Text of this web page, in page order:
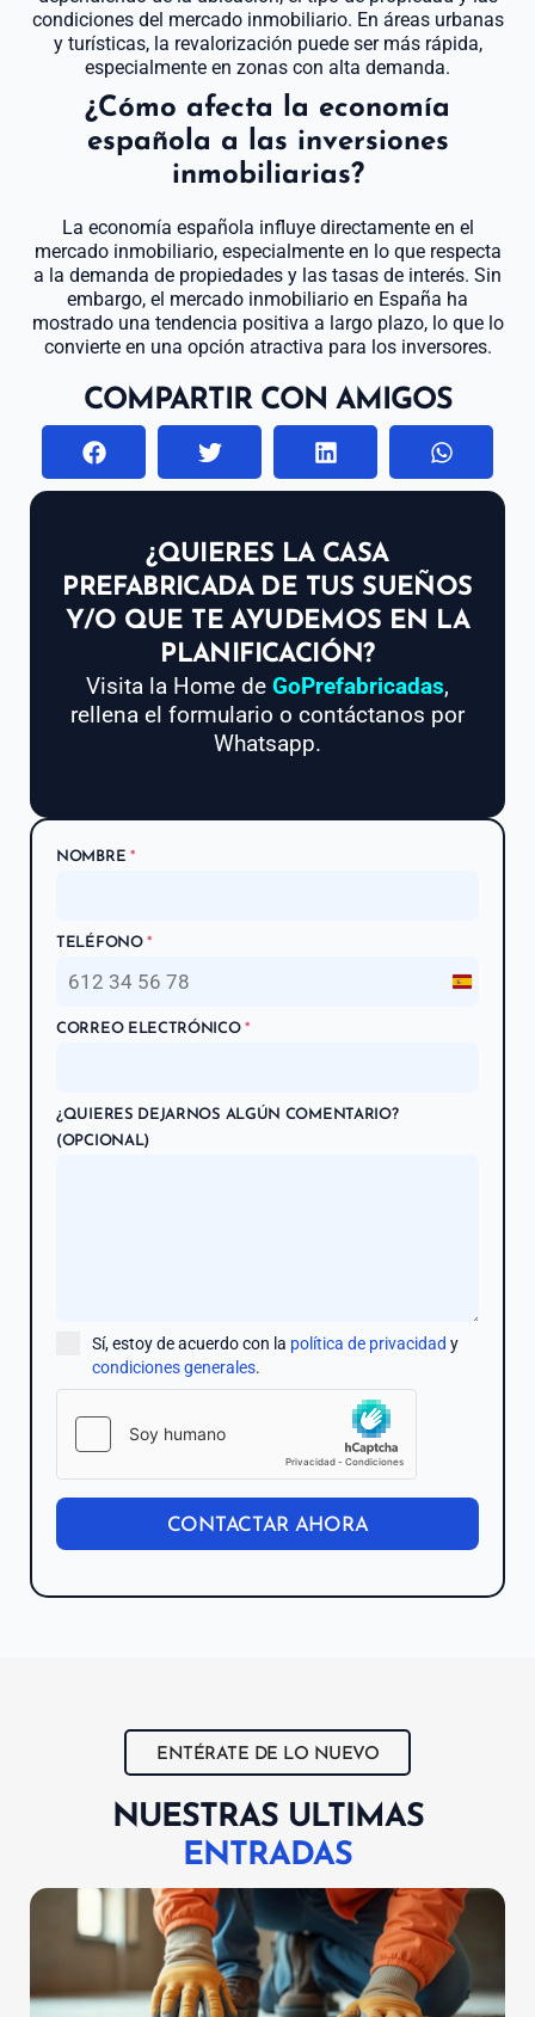
condiciones del mercado inmobiliario. En áreas urbanas
y turísticas, la revalorización puede ser más rápida,
especialmente en zonas con alta demanda.
¿Cómo afecta la economía
española a las inversiones
inmobiliarias?
La economía española influye directamente en el
mercado inmobiliario, especialmente en lo que respecta
a la demanda de propiedades y las tasas de interés. Sin
embargo, el mercado inmobiliario en España ha
mostrado una tendencia positiva a largo plazo, lo que lo
convierte en una opción atractiva para los inversores.
COMPARTIR CON AMIGOS
¿QUIERES LA CASA
PREFABRICADA DE TUS SUEÑOS
Y/O QUE TE AYUDEMOS EN LA
PLANIFICACIÓN?
Visita la Home de GoPrefabricadas,
rellena el formulario o contáctanos por
Whatsapp.
NOMBRE *
TELÉFONO*
S
CORREO ELECTRÓNICO*
¿QUIERES DEJARNOS ALGÚN COMENTARIO?
(OPCIONAL)
Sí, estoy de acuerdo con la política de privacidad y
condiciones generales.
CONTACTAR AHORA
ENTÉRATE DE LO NUEVO
NUESTRAS ULTIMAS
ENTRADAS